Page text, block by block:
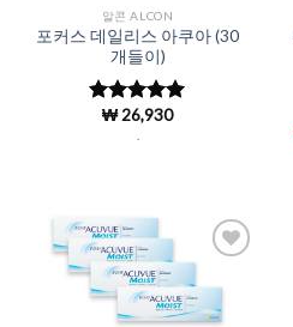
알콘 ALCON
포커스 데일리스 아쿠아 (30
개들이)
5 중에서
로 평
₩26,930
Wishlist